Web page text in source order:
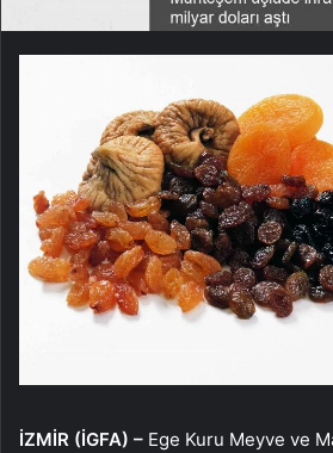
İZMİR (İGFA) – Ege Kuru Meyve ve